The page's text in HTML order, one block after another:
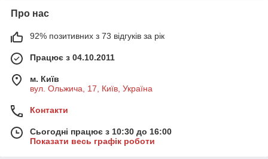
Про нас
92% позитивних з 73 відгуків за рік
Працює з 04.10.2011
м. Київ
вул. Ольжича, 17, Київ, Україна
Контакти
Сьогодні працює з 10:30 до 16:00
Показати весь графік роботи